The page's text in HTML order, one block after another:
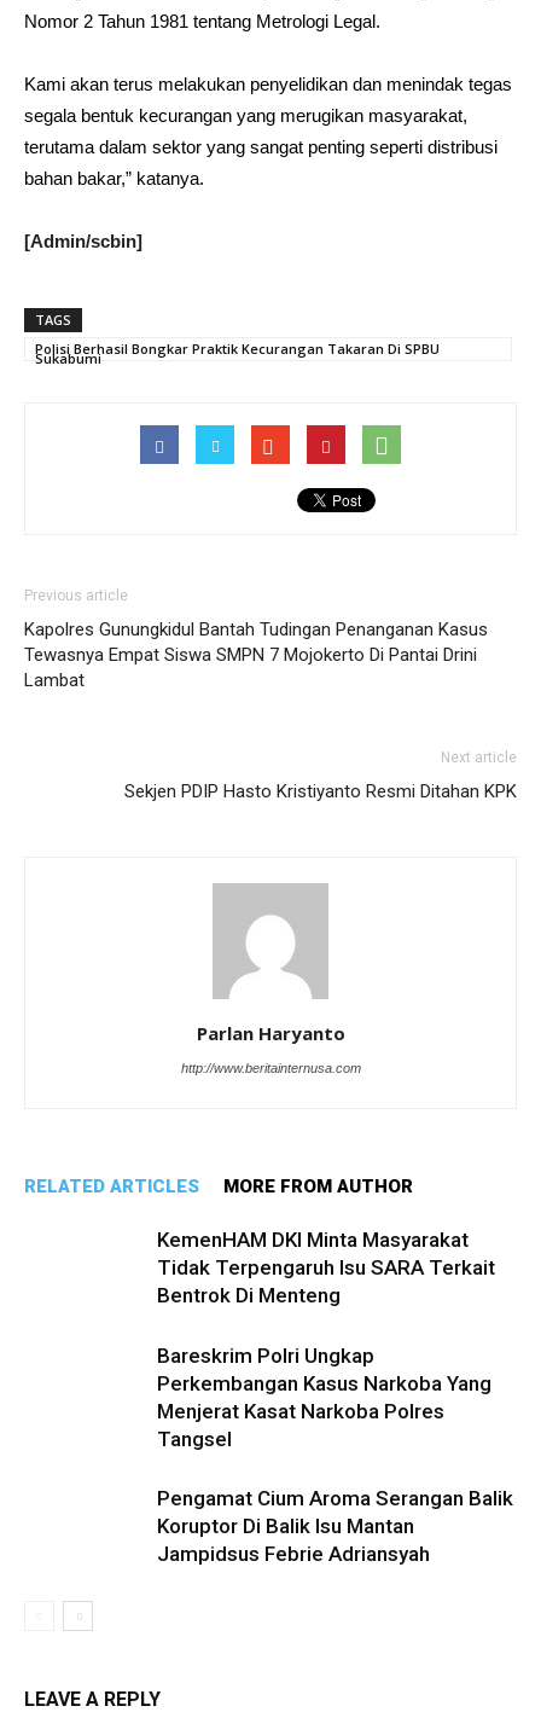
Nomor 2 Tahun 1981 tentang Metrologi Legal.
Kami akan terus melakukan penyelidikan dan menindak tegas
segala bentuk kecurangan yang merugikan masyarakat,
terutama dalam sektor yang sangat penting seperti distribusi
bahan bakar,” katanya.
[Admin/scbin]
TAGS
Polisi Berhasil Bongkar Praktik Kecurangan Takaran Di SPBU
Sukabumi
Previous article
Kapolres Gunungkidul Bantah Tudingan Penanganan Kasus
Tewasnya Empat Siswa SMPN 7 Mojokerto Di Pantai Drini
Lambat
Next article
Sekjen PDIP Hasto Kristiyanto Resmi Ditahan KPK
Parlan Haryanto
http://www.beritainternusa.com
RELATED ARTICLES MORE FROM AUTHOR
KemenHAM DKI Minta Masyarakat
Tidak Terpengaruh Isu SARA Terkait
Bentrok Di Menteng
Bareskrim Polri Ungkap
Perkembangan Kasus Narkoba Yang
Menjerat Kasat Narkoba Polres
Tangsel
Pengamat Cium Aroma Serangan Balik
Koruptor Di Balik Isu Mantan
Jampidsus Febrie Adriansyah
LEAVE A REPLY